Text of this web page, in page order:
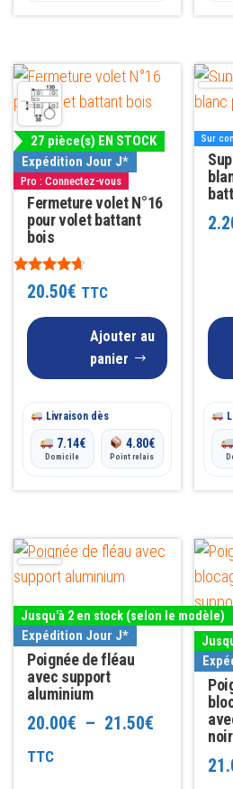
27 pièce(s) EN STOCK
Expédition Jour J*
Pro : Connectez-vous
Fermeture volet N°16
pour volet battant
bois
Note
4.5020.50€ TTC
Ajouter au
panier
Livraison dès
7.14€
Domicile
4.80€
Point relais
Sur
Jusqu'à 2 en stock (selon le modèle)
Expédition Jour J*
Poignée de fléau
avec support
aluminium
20.00€ – 21.50€
TTC
Ce
produit
a
plusieurs
variations.
Les
options
peuvent
être
noir
Ce
a
Les